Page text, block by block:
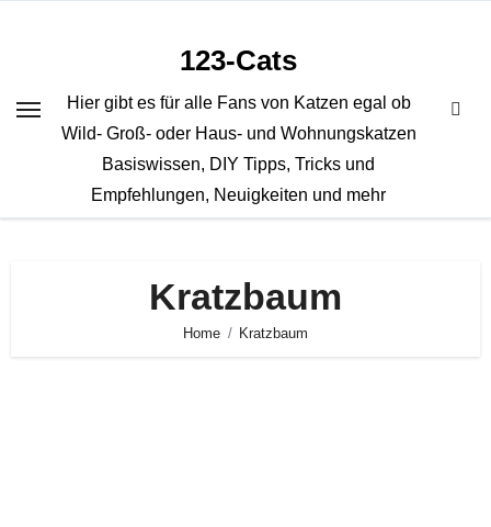
123-Cats
Hier gibt es für alle Fans von Katzen egal ob
Wild- Groß- oder Haus- und Wohnungskatzen
Basiswissen, DIY Tipps, Tricks und
Empfehlungen, Neuigkeiten und mehr
Kratzbaum
Home Kratzbaum